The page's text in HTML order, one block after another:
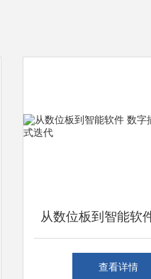
从数位板到智能软
画设计的范式
查看详情